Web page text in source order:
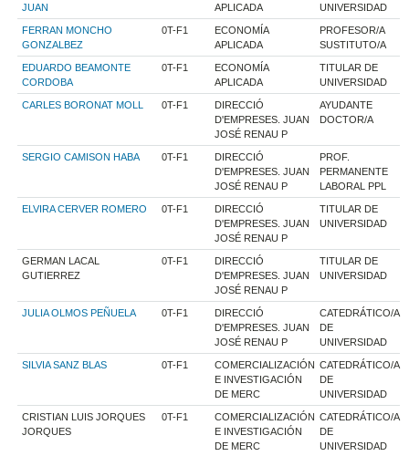
JUAN
APLICADA
UNIVERSIDAD
FERRAN MONCHO
GONZALBEZ
0T-F1
ECONOMÍA
APLICADA
PROFESOR/A
SUSTITUTO/A
EDUARDO BEAMONTE
CORDOBA
0T-F1
ECONOMÍA
APLICADA
TITULAR DE
UNIVERSIDAD
CARLES BORONAT MOLL 0T-F1
DIRECCIÓ
D'EMPRESES. JUAN
JOSÉ RENAU P
AYUDANTE
DOCTOR/A
SERGIO CAMISON HABA 0T-F1
DIRECCIÓ
D'EMPRESES. JUAN
JOSÉ RENAU P
PROF.
PERMANENTE
LABORAL PPL
ELVIRA CERVER ROMERO 0T-F1
DIRECCIÓ
D'EMPRESES. JUAN
JOSÉ RENAU P
TITULAR DE
UNIVERSIDAD
GERMAN LACAL
GUTIERREZ
0T-F1
DIRECCIÓ
D'EMPRESES. JUAN
JOSÉ RENAU P
TITULAR DE
UNIVERSIDAD
JULIA OLMOS PEÑUELA 0T-F1
DIRECCIÓ
D'EMPRESES. JUAN
JOSÉ RENAU P
CATEDRÁTICO/A
DE
UNIVERSIDAD
SILVIA SANZ BLAS 0T-F1
COMERCIALIZACIÓN
E INVESTIGACIÓN
DE MERC
CATEDRÁTICO/A
DE
UNIVERSIDAD
CRISTIAN LUIS JORQUES
JORQUES
0T-F1
COMERCIALIZACIÓN
E INVESTIGACIÓN
DE MERC
CATEDRÁTICO/A
DE
UNIVERSIDAD